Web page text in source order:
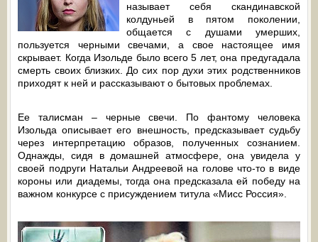
называет себя скандинавской
колдуньей в пятом поколении,
общается с душами умерших,
пользуется черными свечами, а свое настоящее имя
скрывает. Когда Изольде было всего 5 лет, она предугадала
смерть своих близких. До сих пор духи этих родственников
приходят к ней и рассказывают о бытовых проблемах.
Ее талисман – черные свечи. По фантому человека
Изольда описывает его внешность, предсказывает судьбу
через интерпретацию образов, полученных сознанием.
Однажды, сидя в домашней атмосфере, она увидела у
своей подруги Натальи Андреевой на голове что-то в виде
короны или диадемы, тогда она предсказала ей победу на
важном конкурсе с присуждением титула «Мисс Россия».